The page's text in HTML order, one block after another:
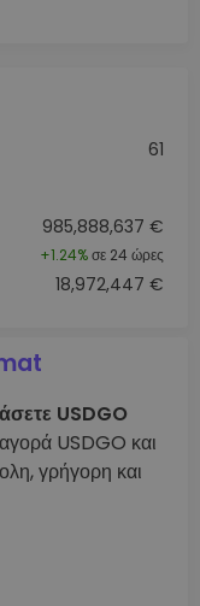
61
985,888,637 €
+1.24%σε 24 ώρες
18,972,447 €
USDGO
USDGO και
γρήγορη και